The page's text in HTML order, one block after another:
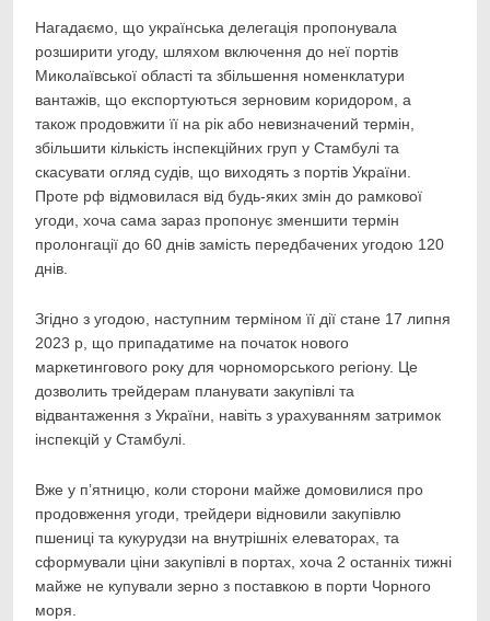
Нагадаємо, що українська делегація пропонувала
розширити угоду, шляхом включення до неї портів
Миколаївської області та збільшення номенклатури
вантажів, що експортуються зерновим коридором, а
також продовжити її на рік або невизначений термін,
збільшити кількість інспекційних груп у Стамбулі та
скасувати огляд судів, що виходять з портів України.
Проте рф відмовилася від будь-яких змін до рамкової
угоди, хоча сама зараз пропонує зменшити термін
пролонгації до 60 днів замість передбачених угодою 120
днів.
Згідно з угодою, наступним терміном її дії стане 17 липня
2023 р, що припадатиме на початок нового
маркетингового року для чорноморського регіону. Це
дозволить трейдерам планувати закупівлі та
відвантаження з України, навіть з урахуванням затримок
інспекцій у Стамбулі.
Вже у п’ятницю, коли сторони майже домовилися про
продовження угоди, трейдери відновили закупівлю
пшениці та кукурудзи на внутрішніх елеваторах, та
сформували ціни закупівлі в портах, хоча 2 останніх тижні
майже не купували зерно з поставкою в порти Чорного
моря.